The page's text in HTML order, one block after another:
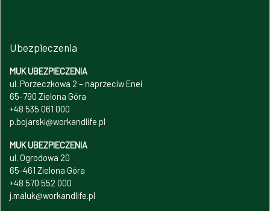
Ubezpieczenia
MUK UBEZPIECZENIA
ul. Porzeczkowa 2 – naprzeciw Enei
65-790 Zielona Góra
+48 535 061 000
p.bojarski@workandlife.pl
MUK UBEZPIECZENIA
ul. Ogrodowa 20
65-461 Zielona Góra
+48 570 552 000
j.maluk@workandlife.pl